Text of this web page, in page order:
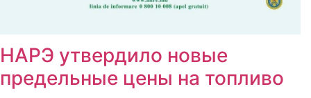
НАРЭ утвердило новые
предельные цены на топливо
Просмотреть результаты